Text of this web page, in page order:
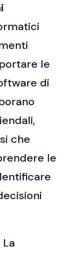
le
di
che
le
La